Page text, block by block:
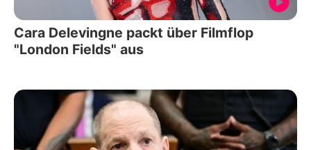
Cara Delevingne packt über Filmflop
"London Fields" aus